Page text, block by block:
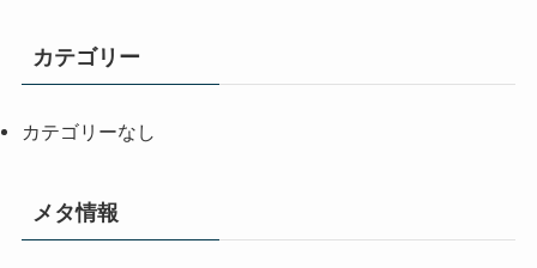
カテゴリー
カテゴリーなし
メタ情報